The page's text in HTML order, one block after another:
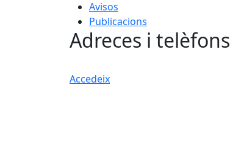
Avisos
Publicacions
Adreces i telèfons
Accedeix